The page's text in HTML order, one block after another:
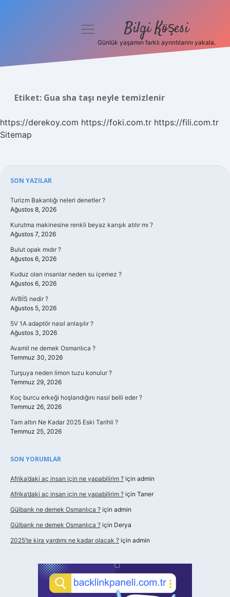
Hakkımızda
menüyü
Bilgi Köşesi
Günlük yaşamın farklı ayrıntılarını yakala.
Etiket: Gua sha taşı neyle temizlenir
https://derekoy.com https://foki.com.tr https://fili.com.tr
Sitemap
Sidebar
SON YAZILAR
Turizm Bakanlığı neleri denetler ?
Ağustos 8, 2026
Kurutma makinesine renkli beyaz karışık atılır mı ?
Ağustos 7, 2026
Bulut opak mıdır ?
Ağustos 6, 2026
Kuduz olan insanlar neden su içemez ?
Ağustos 6, 2026
AVBİS nedir ?
Ağustos 5, 2026
5V 1A adaptör nasıl anlaşılır ?
Ağustos 3, 2026
Avamil ne demek Osmanlıca ?
Temmuz 30, 2026
Turşuya neden limon tuzu konulur ?
Temmuz 29, 2026
Koç burcu erkeği hoşlandığını nasıl belli eder ?
Temmuz 26, 2026
Tam altın Ne Kadar 2025 Eski Tarihli ?
Temmuz 25, 2026
SON YORUMLAR
Afrika’daki aç insan için ne yapabilirim ? için admin
Afrika’daki aç insan için ne yapabilirim ? için Taner
Gülbank ne demek Osmanlıca ? için admin
Gülbank ne demek Osmanlıca ? için Derya
2025’te kira yardımı ne kadar olacak ? için admin